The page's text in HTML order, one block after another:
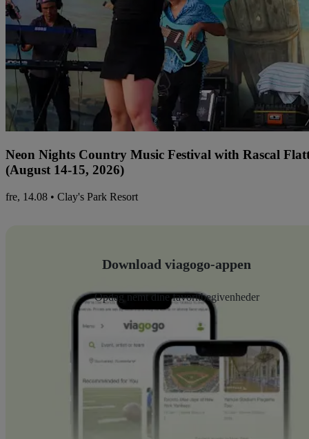
Neon Nights Country Music Festival with Rascal
(August 14-15, 2026)
fre, 14.08 • Clay's Park Resort
Download viagogo-appen
Opdag nemt dine favoritbegivenheder